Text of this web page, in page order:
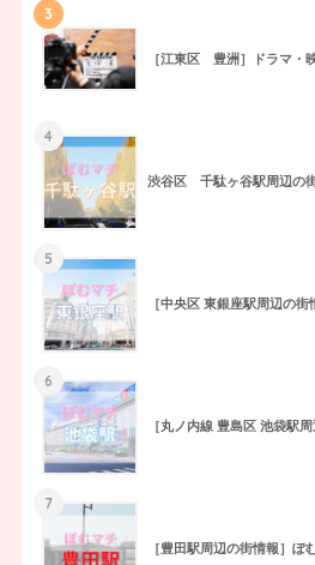
3
［江東区 豊洲］ドラマ・
4
渋谷区 千駄ヶ谷駅周辺の
5
［中央区 東銀座駅周辺の
6
［丸ノ内線 豊島区 池袋駅
7
［豊田駅周辺の街情報］ぽ